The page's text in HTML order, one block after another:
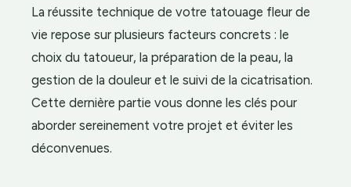
La réussite technique de votre tatouage fleur de
vie repose sur plusieurs facteurs concrets : le
choix du tatoueur, la préparation de la peau, la
gestion de la douleur et le suivi de la cicatrisation.
Cette dernière partie vous donne les clés pour
aborder sereinement votre projet et éviter les
déconvenues.